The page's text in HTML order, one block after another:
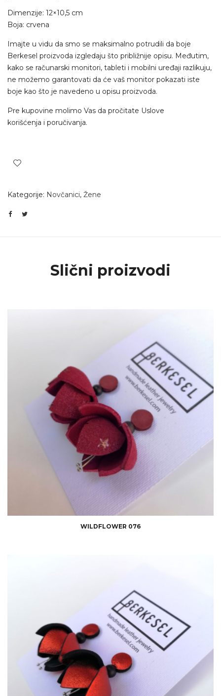
Dimenzije: 12×10,5 cm
Boja: crvena
Imajte u vidu da smo se maksimalno potrudili da boje
Berkesel proizvoda izgledaju što približnije opisu. Međutim,
kako se računarski monitori, tableti i mobilni uređaji razlikuju,
ne možemo garantovati da će vaš monitor pokazati iste
boje kao što je navedeno u opisu proizvoda.
Pre kupovine molimo Vas da pročitate Uslove
korišćenja i poručivanja.
Kategorije: Novčanici, Žene
Slični proizvodi
WILDFLOWER 076